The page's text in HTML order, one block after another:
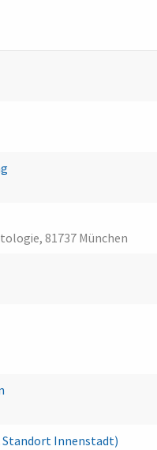
81737 München
Standort Innenstadt)